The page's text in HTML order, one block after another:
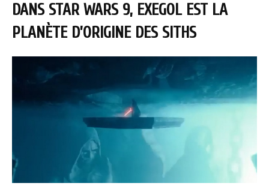
DANS STAR WARS 9, EXEGOL EST LA
PLANÈTE D’ORIGINE DES SITHS